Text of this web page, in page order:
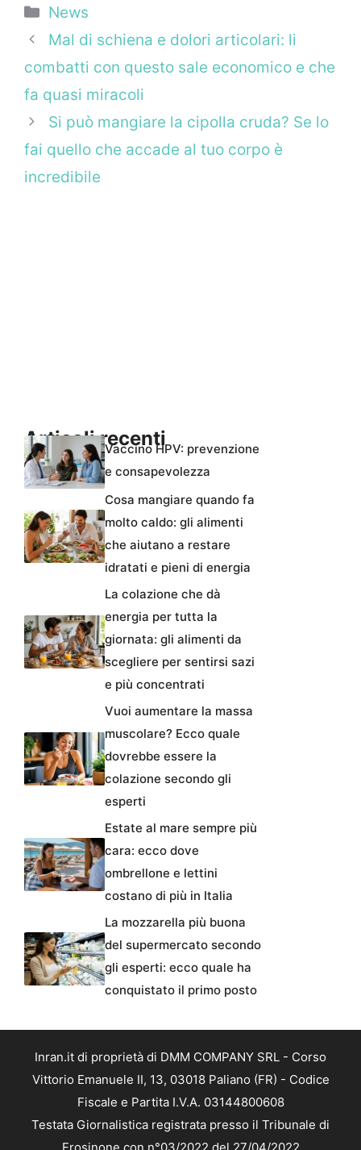
Categorie
News
Mal di schiena e dolori articolari: li
combatti con questo sale economico e che
fa quasi miracoli
Si può mangiare la cipolla cruda? Se lo
fai quello che accade al tuo corpo è
incredibile
Articoli recentiVaccino HPV: prevenzione
e consapevolezza
Cosa mangiare quando fa
molto caldo: gli alimenti
che aiutano a restare
idratati e pieni di energia
La colazione che dà
energia per tutta la
giornata: gli alimenti da
scegliere per sentirsi sazi
e più concentrati
Vuoi aumentare la massa
muscolare? Ecco quale
dovrebbe essere la
colazione secondo gli
esperti
Estate al mare sempre più
cara: ecco dove
ombrellone e lettini
costano di più in Italia
La mozzarella più buona
del supermercato secondo
gli esperti: ecco quale ha
conquistato il primo posto
Inran.it di proprietà di DMM COMPANY SRL - Corso
Vittorio Emanuele II, 13, 03018 Paliano (FR) - Codice
Fiscale e Partita I.V.A. 03144800608
Testata Giornalistica registrata presso il Tribunale di